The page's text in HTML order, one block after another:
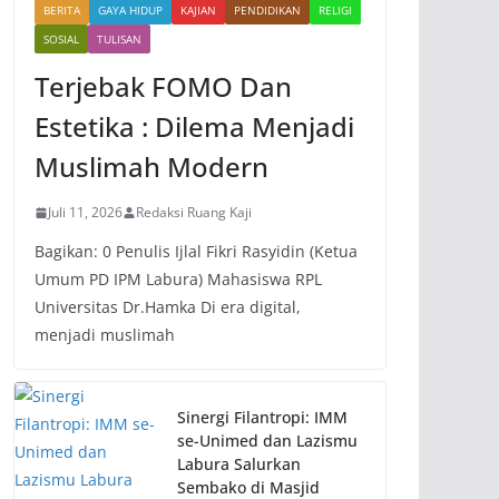
BERITA GAYA HIDUP KAJIAN PENDIDIKAN
RELIGI
SOSIAL
TULISAN
Terjebak FOMO Dan
Estetika : Dilema Menjadi
Muslimah Modern
Juli 11, 2026 Redaksi Ruang Kaji
Bagikan: 0 Penulis Ijlal Fikri Rasyidin (Ketua
Umum PD IPM Labura) Mahasiswa RPL
Universitas Dr.Hamka Di era digital,
menjadi muslimah
Sinergi Filantropi: IMM
se-Unimed dan Lazismu
Labura Salurkan
Sembako di Masjid